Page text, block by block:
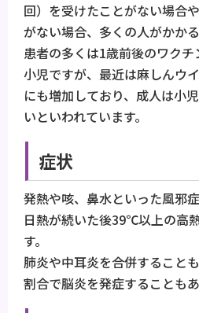
回）を受けたことがない場合
がない場合、多くの人がかかる
患者の多くは1歳前後のワク
小児ですが、最近は麻しんウ
にも増加しており、成人は小
いといわれています。
症状
発熱や咳、鼻水といった風邪
日熱が続いた後39℃以上の高
す。
肺炎や中耳炎を合併すること
割合で脳炎を発症することもあ